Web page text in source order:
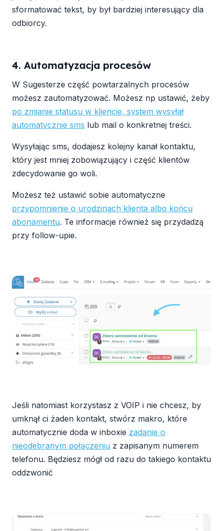
sformatować tekst, by był bardziej interesujący dla
odbiorcy.
4. Automatyzacja procesów
W Sugesterze część powtarzalnych procesów
możesz zautomatyzować. Możesz np ustawić, żeby
po zmianie statusu w kliencie, system wysyłał
automatycznie sms lub mail o konkretnej treści.
Wysyłając sms, dodajesz kolejny kanał kontaktu,
który jest mniej zobowiązujący i część klientów
zdecydowanie go woli.
Możesz też ustawić sobie automatyczne
przypomnienie o urodzinach klienta albo końcu
abonamentu. Te informacje również się przydadzą
przy follow-upie.
Jeśli natomiast korzystasz z VOIP i nie chcesz, by
umknął ci żaden kontakt, stwórz makro, które
automatycznie doda w inboxie zadanie o
nieodebranym połączeniu z zapisanym numerem
telefonu. Będziesz mógł od razu do takiego kontaktu
oddzwonić